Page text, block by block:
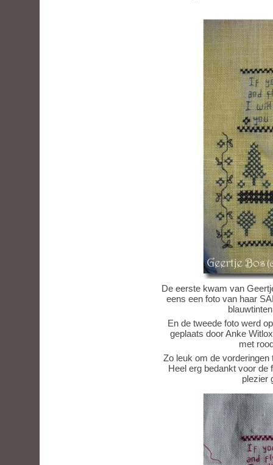
De eerste kwam van
eens een foto van haar
En de tweede foto werd
geplaats door Anke
met
Zo leuk om de
Heel erg bedankt voor de
plezier